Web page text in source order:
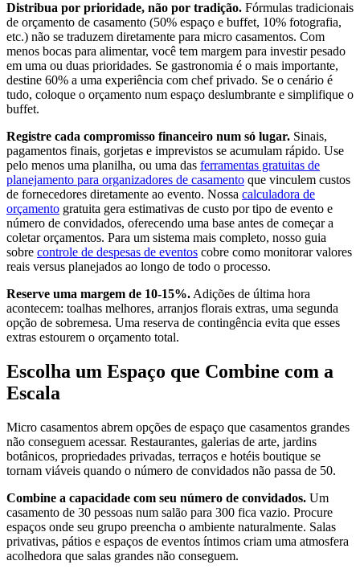
Distribua por prioridade, não por tradição. Fórmulas tradicionais
de orçamento de casamento (50% espaço e buffet, 10% fotografia,
etc.) não se traduzem diretamente para micro casamentos. Com
menos bocas para alimentar, você tem margem para investir pesado
em uma ou duas prioridades. Se gastronomia é o mais importante,
destine 60% a uma experiência com chef privado. Se o cenário é
tudo, coloque o orçamento num espaço deslumbrante e simplifique o
buffet.
Registre cada compromisso financeiro num só lugar. Sinais,
pagamentos finais, gorjetas e imprevistos se acumulam rápido. Use
pelo menos uma planilha, ou uma das ferramentas gratuitas de
planejamento para organizadores de casamento que vinculem custos
de fornecedores diretamente ao evento. Nossa calculadora de
orçamento gratuita gera estimativas de custo por tipo de evento e
número de convidados, oferecendo uma base antes de começar a
coletar orçamentos. Para um sistema mais completo, nosso guia
sobre controle de despesas de eventos cobre como monitorar valores
reais versus planejados ao longo de todo o processo.
Reserve uma margem de 10-15%. Adições de última hora
acontecem: toalhas melhores, arranjos florais extras, uma segunda
opção de sobremesa. Uma reserva de contingência evita que esses
extras estourem o orçamento total.
Escolha um Espaço que Combine com a
Escala
Micro casamentos abrem opções de espaço que casamentos grandes
não conseguem acessar. Restaurantes, galerias de arte, jardins
botânicos, propriedades privadas, terraços e hotéis boutique se
tornam viáveis quando o número de convidados não passa de 50.
Combine a capacidade com seu número de convidados. Um
casamento de 30 pessoas num salão para 300 fica vazio. Procure
espaços onde seu grupo preencha o ambiente naturalmente. Salas
privativas, pátios e espaços de eventos íntimos criam uma atmosfera
acolhedora que salas grandes não conseguem.